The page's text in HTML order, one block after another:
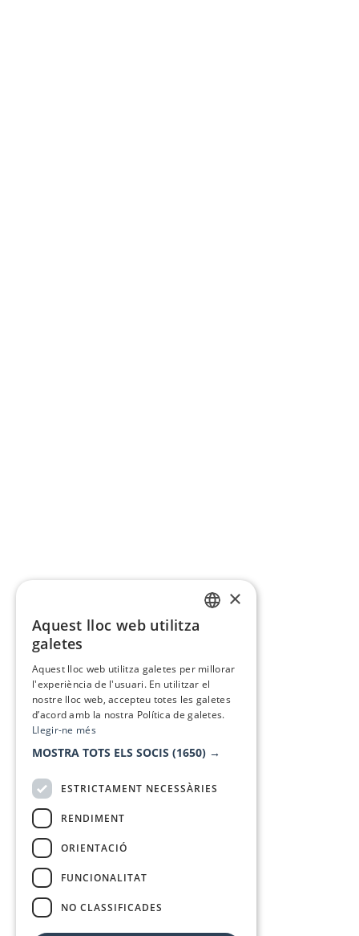
×
Aquest lloc web utilitza
galetes
Aquest lloc web utilitza galetes per millorar
l'experiència de l'usuari. En utilitzar el
nostre lloc web, accepteu totes les galetes
d’acord amb la nostra Política de galetes.
Llegir-ne més
MOSTRA TOTS ELS SOCIS (1650) →
ESTRICTAMENT NECESSÀRIES
RENDIMENT
ORIENTACIÓ
FUNCIONALITAT
NO CLASSIFICADES